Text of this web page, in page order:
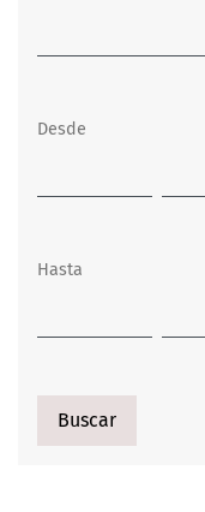
Desde
Hasta
Buscar